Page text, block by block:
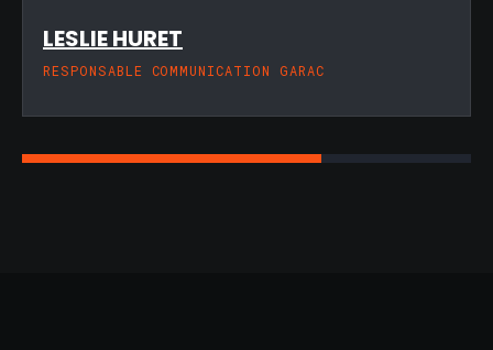
LESLIE HURET
RESPONSABLE COMMUNICATION GARAC